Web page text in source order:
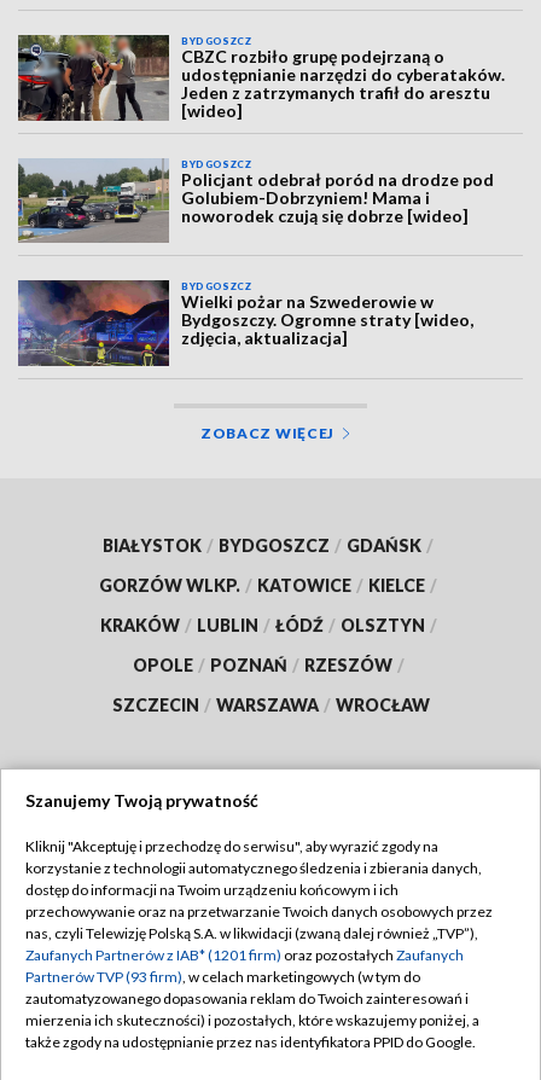
BYDGOSZCZ
CBZC rozbiło grupę podejrzaną o
udostępnianie narzędzi do cyberataków.
Jeden z zatrzymanych trafił do aresztu
[wideo]
BYDGOSZCZ
Policjant odebrał poród na drodze pod
Golubiem-Dobrzyniem! Mama i
noworodek czują się dobrze [wideo]
BYDGOSZCZ
Wielki pożar na Szwederowie w
Bydgoszczy. Ogromne straty [wideo,
zdjęcia, aktualizacja]
ZOBACZ WIĘCEJ
BIAŁYSTOK / BYDGOSZCZ / GDAŃSK /
GORZÓW WLKP. / KATOWICE / KIELCE /
KRAKÓW / LUBLIN / ŁÓDŹ / OLSZTYN /
OPOLE / POZNAŃ / RZESZÓW /
SZCZECIN / WARSZAWA / WROCŁAW
TVP
Abonament TVP
Emisja w TVP
Centrum informacji TVP
Naziemna Telewizja Cyfrowa
Regulamin TVP
Polityka prywatności
Moje zgody
Pomoc
Szanujemy Twoją prywatność
Kliknij "Akceptuję i przechodzę do serwisu", aby wyrazić zgody na
korzystanie z technologii automatycznego śledzenia i zbierania danych,
dostęp do informacji na Twoim urządzeniu końcowym i ich
przechowywanie oraz na przetwarzanie Twoich danych osobowych przez
nas, czyli Telewizję Polską S.A. w likwidacji (zwaną dalej również „TVP”),
Zaufanych Partnerów z IAB* (1201 firm) oraz pozostałych Zaufanych
Partnerów TVP (93 firm), w celach marketingowych (w tym do
zautomatyzowanego dopasowania reklam do Twoich zainteresowań i
mierzenia ich skuteczności) i pozostałych, które wskazujemy poniżej, a
także zgody na udostępnianie przez nas identyfikatora PPID do Google.